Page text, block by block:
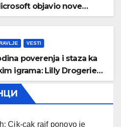
objavio nove
cene
VESTI
poverenja i staza ka
igrama: Lilly Drogerie
online rođendan
Cik-cak rajf ponovo je